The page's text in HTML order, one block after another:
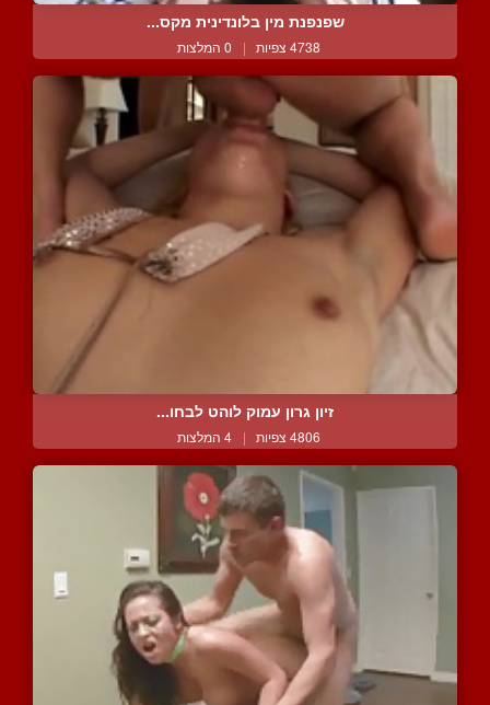
שפנפנת מין בלונדינית מקס...
4738 צפיות | 0 המלצות
זיון גרון עמוק לוהט לבחו...
4806 צפיות | 4 המלצות